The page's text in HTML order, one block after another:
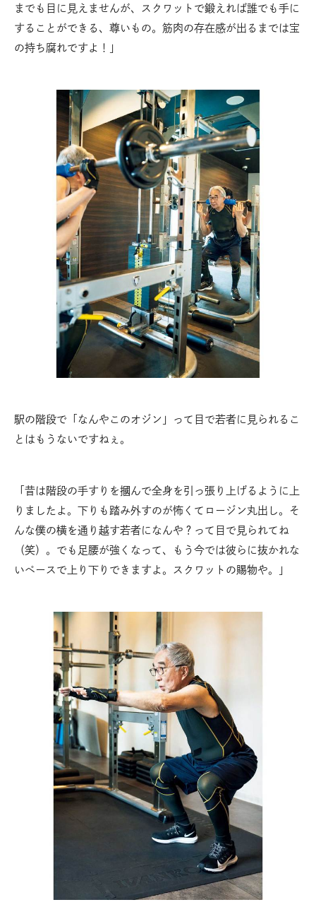
までも目に見えませんが、スクワットで鍛えれば誰でも手に
することができる、尊いもの。筋肉の存在感が出るまでは宝
の持ち腐れですよ！」
駅の階段で「なんやこのオジン」って目で若者に見られるこ
とはもうないですねぇ。
「昔は階段の手すりを摑んで全身を引っ張り上げるように上
りましたよ。下りも踏み外すのが怖くてロージン丸出し。そ
んな僕の横を通り越す若者になんや？って目で見られてね
（笑）。でも足腰が強くなって、もう今では彼らに抜かれな
いペースで上り下りできますよ。スクワットの賜物や。」